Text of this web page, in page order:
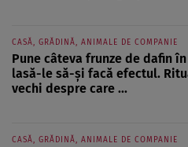
CASĂ, GRĂDINĂ, ANIMALE DE COMPANIE
Pune câteva frunze de dafin
lasă-le să-și facă efectul.
vechi despre care ...
CASĂ, GRĂDINĂ, ANIMALE DE COMPANIE